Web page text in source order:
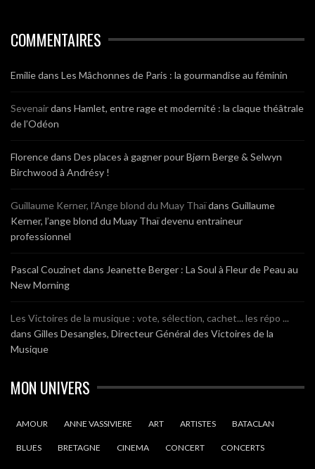
COMMENTAIRES
Emiliedans Les Mâchonnes de Paris : la gourmandise au féminin
Sevenairdans Hamlet, entre rage et modernité : la claque théâtrale
de l’Odéon
Florencedans Des places à gagner pour Bjørn Berge & Selwyn
Birchwood à Andrésy !
Guillaume Kerner, l’Ange blond du Muay Thaïdans Guillaume
Kerner, l’ange blond du Muay Thaï devenu entraineur
professionnel
Pascal Couzinet dans Jeanette Berger : La Soul à Fleur de Peau au
New Morning
Les Victoires de la musique : vote, sélection, cachet... les répo ...
dans Gilles Desangles, Directeur Général des Victoires de la
Musique
MON UNIVERS
AMOUR ANNE VASSIVIERE ART ARTISTES BATACLAN
BLUES BRETAGNE CINEMA CONCERT CONCERTS